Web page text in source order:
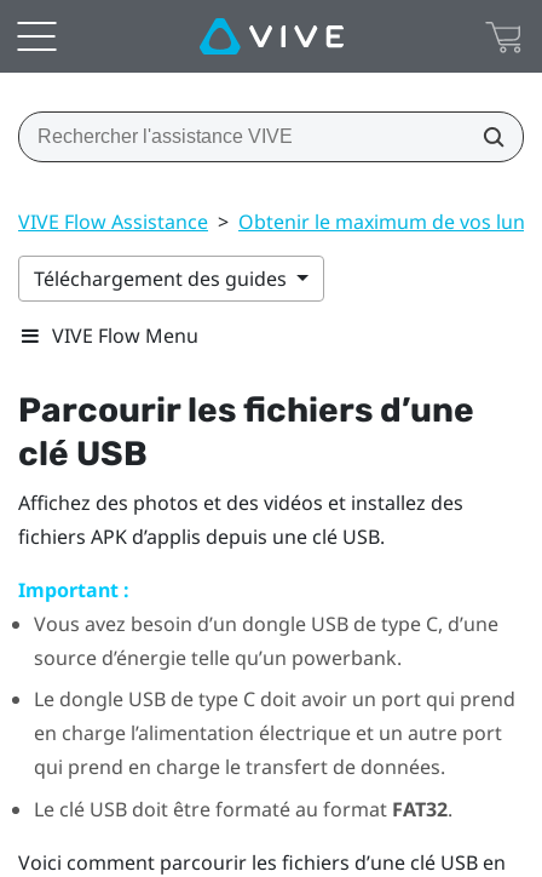
VIVE Flow Assistance > Obtenir le maximum de vos
Téléchargement des guides
VIVE Flow Menu
Parcourir les fichiers d’une
clé USB
Affichez des photos et des vidéos et installez des
fichiers APK d’applis depuis une clé USB.
Important :
Vous avez besoin d’un dongle USB de type C, d’une
source d’énergie telle qu’un powerbank.
Le dongle USB de type Cdoit avoir un port qui prend
en charge l’alimentation électrique et un autre port
qui prend en charge le transfert de données.
Le clé USB doit être formaté au format FAT32.
Voici comment parcourir les fichiers d’une clé USB en